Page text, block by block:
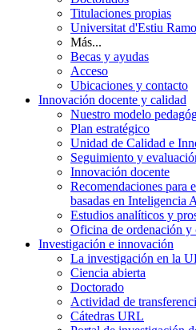
Titulaciones propias
Universitat d'Estiu
Más...
Becas y ayudas
Acceso
Ubicaciones y contacto
Innovación docente y calidad
Nuestro modelo
Plan estratégico
Unidad de Calidad e
Seguimiento y
Innovación docente
Recomendaciones para
basadas en Inteligencia
Estudios analíticos y
Oficina de ordenación y
Investigación e innovación
La investigación en la
Ciencia abierta
Doctorado
Actividad de
Cátedras URL